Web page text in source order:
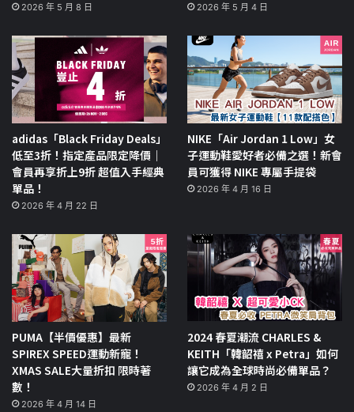
2026 年 5 月 8 日 2026 年 5 月 4 日
adidas「Black Friday Deals」
低至3折！指定產品限定降價｜
會員再享折上9折 超值入手經典
單品！
2026 年 4 月 22 日
NIKE「Air Jordan 1 Low」女
子運動鞋愛好者必備之選！新會
員可獲得 NIKE 專屬手提袋
2026 年 4 月 16 日
PUMA【半價優惠】最新
SPIREX SPEED運動新寵！
XMAS SALE大量折扣 限時著
數！
2026 年 4 月 14 日
2024 春夏潮流 CHARLES &
KEITH「韓韶禧 x Petra」如何
讓它成為全球時尚必備單品？
2026 年 4 月 2 日